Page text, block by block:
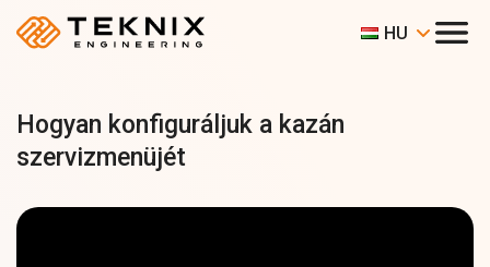
HU
Hogyan konfiguráljuk a kazán
szervizmenüjét